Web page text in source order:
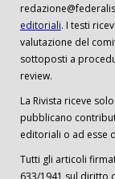
editoriali. I testi
valutazione del
sottoposti a
review.
La Rivista riceve
pubblicano
editoriali o ad esse
Tutti gli articoli